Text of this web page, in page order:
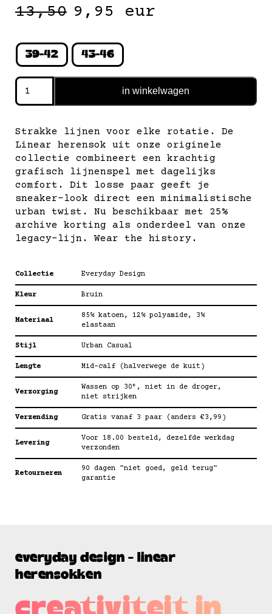
13,50 9,95 eur
39-42 43-46
everyday
linear
aantal
in winkelwagen
Strakke lijnen voor elke rotatie. De
Linear herensok uit onze originele
collectie combineert een krachtig
grafisch lijnenspel met dagelijks
comfort. Dit losse paar geeft je
sneaker-look direct een minimalistische
urban twist. Nu beschikbaar met 25%
archive korting als onderdeel van onze
legacy-lijn. Wear the history.
Collectie Everyday Design
Kleur Bruin
Materiaal
85% katoen, 12% polyamide, 3%
elastaan
Stijl Urban Casual
Lengte Mid-calf (halverwege de kuit)
Verzorging
Wassen op 30°, niet in de droger,
niet strijken
Verzending Gratis vanaf 3 paar (anders €3,99)
Levering
Voor 18.00 besteld, dezelfde werkdag
verzonden
Retourneren
90 dagen "niet goed, geld terug"
garantie
everyday design - linear
herensokken